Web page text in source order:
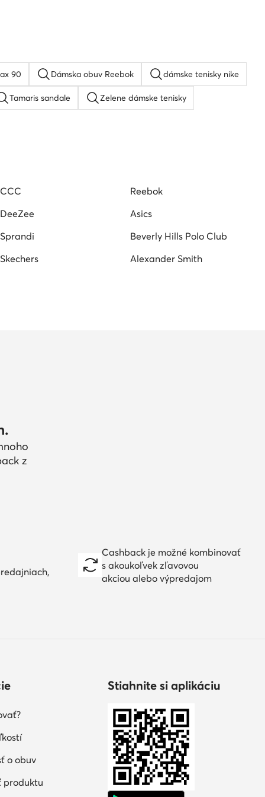
90 Dámska obuv Reebok dámske tenisky nike
Tamaris sandale Zelene dámske tenisky
CCC
Reebok
DeeZee
Asics
Sprandi
Beverly Hills Polo Club
Skechers
Alexander Smith
z
Cashback je možné kombinovať
s akoukoľvek zľavovou
akciou alebo výpredajom
o obuv
produktu
Stiahnite si aplikáciu